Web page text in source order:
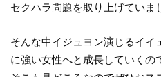
セクハラ問題を取り上げていま
そんな中イジュヨン演じるイイ
に強い女性へと成長していくの